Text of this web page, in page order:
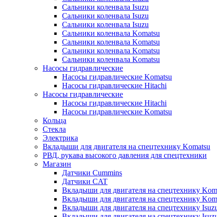
Сальники коленвала Isuzu
Сальники коленвала Isuzu
Сальники коленвала Isuzu
Сальники коленвала Komatsu
Сальники коленвала Komatsu
Сальники коленвала Komatsu
Сальники коленвала Komatsu
Насосы гидравлические
Насосы гидравлические Komatsu
Насосы гидравлические Hitachi
Насосы гидравлические
Насосы гидравлические Hitachi
Насосы гидравлические Komatsu
Кольца
Стекла
Электрика
Вкладыши для двигателя на спецтехнику Komatsu
РВД, рукава высокого давления для спецтехники
Магазин
Датчики Cummins
Датчики CAT
Вкладыши для двигателя на спецтехнику
Вкладыши для двигателя на спецтехнику
Вкладыши для двигателя на спецтехнику